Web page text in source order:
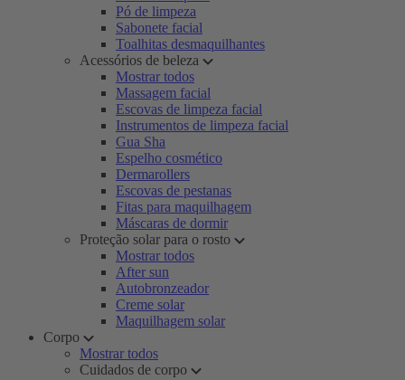
Pó de limpeza
Sabonete facial
Toalhitas desmaquilhantes
Acessórios de beleza
Mostrar todos
Massagem facial
Escovas de limpeza facial
Instrumentos de limpeza facial
Gua Sha
Espelho cosmético
Dermarollers
Escovas de pestanas
Fitas para maquilhagem
Máscaras de dormir
Proteção solar para o rosto
Mostrar todos
After sun
Autobronzeador
Creme solar
Maquilhagem solar
Corpo
Mostrar todos
Cuidados de corpo